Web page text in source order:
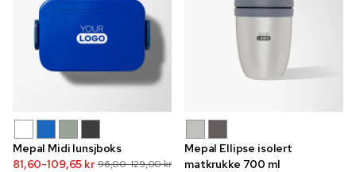
Mepal Midi lunsjboks
81,60-109,65 kr 96,00-129,00 kr
Mepal Ellipse isolert
matkrukke 700 ml